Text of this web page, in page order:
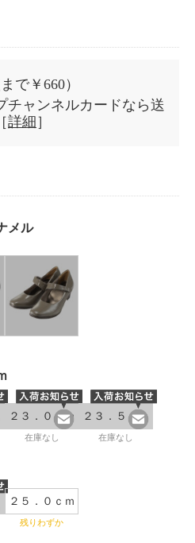
まで￥660）
チャンネルカードなら送
詳細 ］
メル
２３．０ｃｍ
在庫なし
２３．５ｃｍ
在庫なし
２５．０ｃｍ
残りわずか